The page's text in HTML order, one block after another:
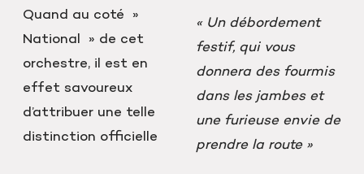
Quand au coté »
National » de cet
orchestre, il est en
effet savoureux
d’attribuer une telle
distinction officielle
« Un débordement
festif, qui vous
donnera des fourmis
dans les jambes et
une furieuse envie de
prendre la route »